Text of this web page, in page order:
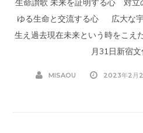
生命讃歌 未来を証明する心 対立
ゆる生命と交流する心 広大な
生え過去現在未来という時をこ
月31日新宿
MISAOU 2023年2月